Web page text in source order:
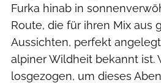
Furka hinab in
Route, die für ihren Mix aus
Aussichten, perfekt
alpiner Wildheit bekannt ist.
losgezogen, um dieses